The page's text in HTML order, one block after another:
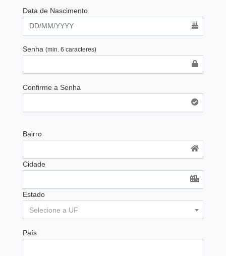
Data de Nascimento
Senha (min. 6 caracteres)
Confirme a Senha
Bairro
Cidade
Estado
Selecione a UF
País